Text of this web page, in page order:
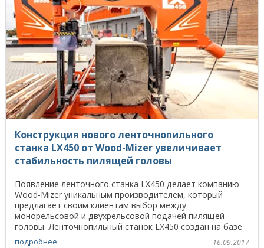
Конструкция нового ленточнопильного
станка LX450 от Wood-Mizer увеличивает
стабильность пилящей головы
Появление ленточного станка LX450 делает компанию
Wood-Mizer уникальным производителем, который
предлагает своим клиентам выбор между
монорельсовой и двухрельсовой подачей пилящей
головы. Ленточнопильный станок LX450 создан на базе
абсолютно новой ...
подробнее 16.09.2017